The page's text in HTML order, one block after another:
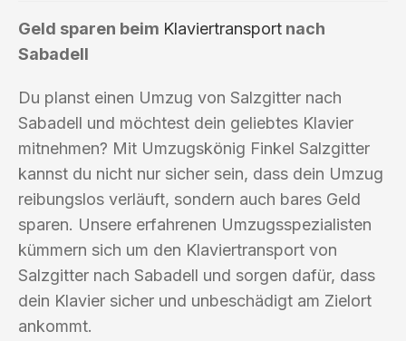
Geld sparen beim Klaviertransport nach
Sabadell
Du planst einen Umzug von Salzgitter nach
Sabadell und möchtest dein geliebtes Klavier
mitnehmen? Mit Umzugskönig Finkel Salzgitter
kannst du nicht nur sicher sein, dass dein Umzug
reibungslos verläuft, sondern auch bares Geld
sparen. Unsere erfahrenen Umzugsspezialisten
kümmern sich um den Klaviertransport von
Salzgitter nach Sabadell und sorgen dafür, dass
dein Klavier sicher und unbeschädigt am Zielort
ankommt.